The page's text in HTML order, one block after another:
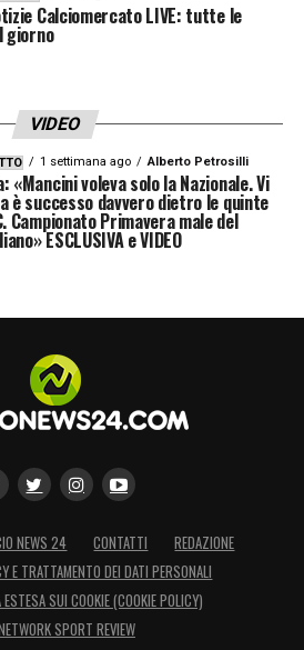
Calciomercato LIVE: tutte le
giorno
VIDEO
1 settimana ago Alberto Petrosilli
«Mancini voleva solo la Nazionale. Vi
è successo davvero dietro le quinte
Campionato Primavera male del
ESCLUSIVA e VIDEO
NEWS 24 CONTATTI
REDAZIONE
E TRATTAMENTO DEI DATI PERSONALI
SUI COOKIE (COOKIE POLICY)
SPORT REVIEW